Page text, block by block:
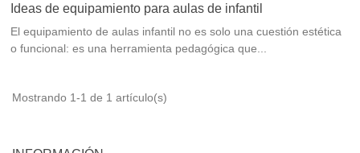
Ideas de equipamiento para aulas de infantil
El equipamiento de aulas infantil no es solo una cuestión estética
o funcional: es una herramienta pedagógica que...
Mostrando 1-1 de 1 artículo(s)